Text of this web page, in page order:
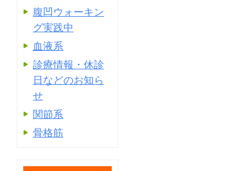
腹凹ウォーキン
グ実践中
血液系
診療情報・休診
日などのお知ら
せ
関節系
骨格筋